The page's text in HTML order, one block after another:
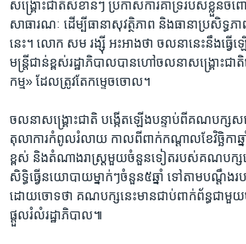
សង្គ្រោះ​ជាតិ​សំខាន់ៗ​ ​ប្រកាស​ការ​គាំទ្រ​របស់​ខ្លួន​ចំព
សាធារណៈ​ ​ដើម្បី​ធានា​សុវត្ថិភាព​ ​និង​ធានា​ប្រសិទ្ធភ
នេះ។ លោក​ ​សម រង្ស៊ី​ ​អះអាង​ថា​ ​ចលនា​នេះ​នឹង​ធ្វើ​
មន្រ្តី​ជាន់ខ្ពស់រដ្ឋា​ភិបាលបាន​ហៅ​ចលនា​សង្គ្រោះ​ជាតិ
កម្ម»​ ​ដែល​ត្រូវ​តែ​កម្ទេចចោល។​
ចលនា​សង្គ្រោះ​ជាតិ ​បង្កើត​ឡើង​បន្ទាប់​ពី​គណបក្ស​សង្
តុលាការ​កំពូល​រំលាយ​ កាលពី​ពាក់​កណ្តាល​ខែ​វិច្ឆិកា​ឆ្
ខ្ពស់​ ​និង​តំណាងរាស្រ្ត​មួយ​ចំនួន​ទៀត​របស់​គណ​បក្ស​ន
សិទ្ធិ​ធ្វើ​នយោបាយ​ម្នាក់ៗ​ចំនួន​៥​ឆ្នាំ​ ​ទៅ​តាម​បណ្តឹង​
ដោយ​ចោទ​ថា​ ​គណបក្ស​នេះ​មាន​ជាប់​ពាក់ព័ន្ធ​ជាមួ
ផ្តួល​រំលំ​រដ្ឋាភិ​បាល៕